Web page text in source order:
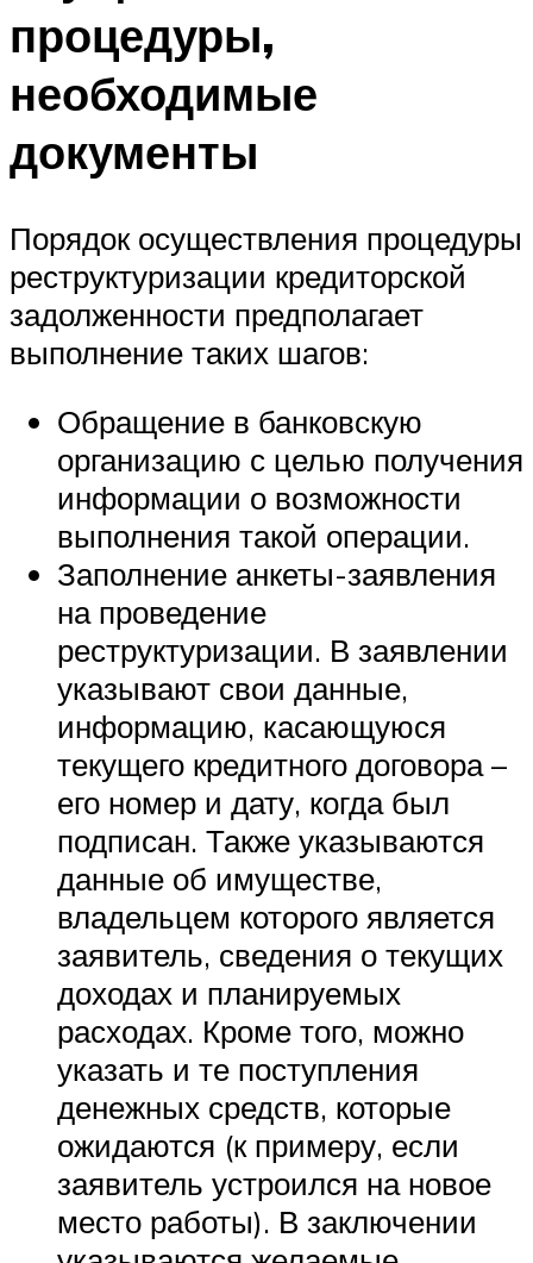
процедуры,
необходимые
документы
Порядок осуществления процедуры
реструктуризации кредиторской
задолженности предполагает
выполнение таких шагов:
Обращение в банковскую
организацию с целью получения
информации о возможности
выполнения такой операции.
Заполнение анкеты-заявления
на проведение
реструктуризации. В заявлении
указывают свои данные,
информацию, касающуюся
текущего кредитного договора –
его номер и дату, когда был
подписан. Также указываются
данные об имуществе,
владельцем которого является
заявитель, сведения о текущих
доходах и планируемых
расходах. Кроме того, можно
указать и те поступления
денежных средств, которые
ожидаются (к примеру, если
заявитель устроился на новое
место работы). В заключении